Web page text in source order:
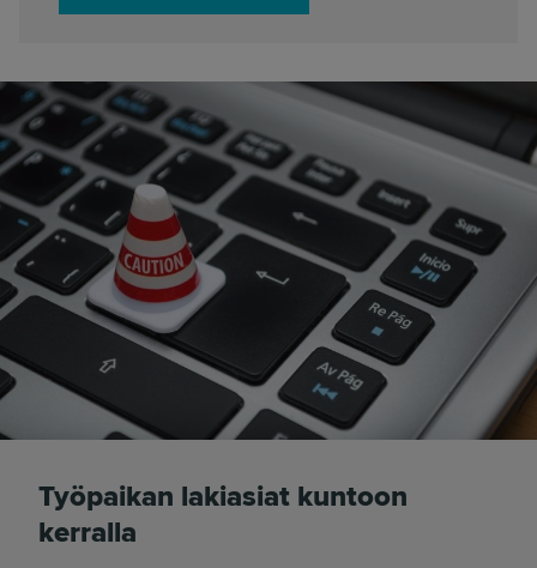
Työpaikan lakiasiat kuntoon
kerralla